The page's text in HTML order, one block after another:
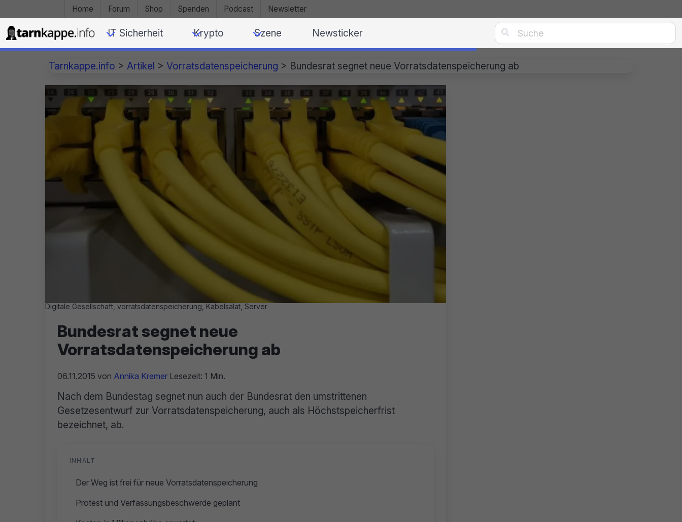
Home Forum Shop Spenden Podcast Newsletter
IT Sicherheit Krypto Szene Newsticker 
Tarnkappe.info > Artikel > Vorratsdatenspeicherung > Bundesrat segnet neue Vorratsdatenspeicherung ab
Digitale Gesellschaft, vorratsdatenspeicherung, Kabelsalat, Server
Bundesrat segnet neue
Vorratsdatenspeicherung ab
06.11.2015 von Annika Kremer Lesezeit: 1 Min.
Nach dem Bundestag segnet nun auch der Bundesrat den umstrittenen
Gesetzesentwurf zur Vorratsdatenspeicherung, auch als Höchstspeicherfrist
bezeichnet, ab.
INHALT
Der Weg ist frei für neue Vorratsdatenspeicherung
Protest und Verfassungsbeschwerde geplant